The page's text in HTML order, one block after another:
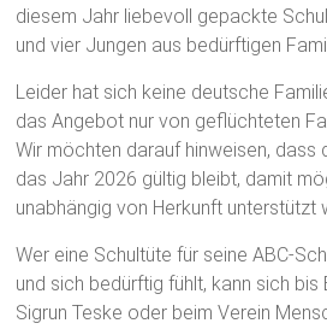
diesem Jahr liebevoll gepackte
und vier Jungen aus bedürftigen
Leider hat sich keine deutsche
das Angebot nur von geflüchteten
Wir möchten darauf hinweisen, dass
das Jahr 2026 gültig bleibt, damit
unabhängig von Herkunft unterstützt
Wer eine Schultüte für seine ABC-
und sich bedürftig fühlt, kann sich bis
Sigrun Teske oder beim Verein